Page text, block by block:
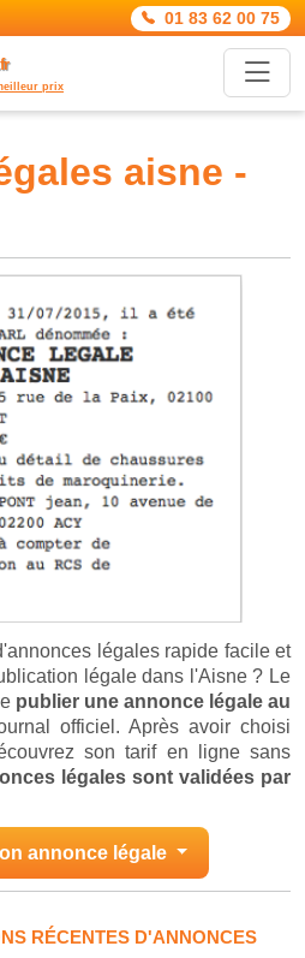
01 83 62 00 75
prix
légales rapide facile et
légale dans l'Aisne ? Le
publier une annonce légale au
officiel. Après avoir choisi
son tarif en ligne sans
légales sont validées par
annonce légale
RÉCENTES D'ANNONCES